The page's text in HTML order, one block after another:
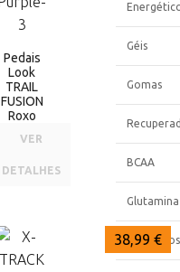
Pedais
Look
TRAIL
FUSION
Roxo
VER
DETALHES
38,99 €
38,99 €
38,99 €
Géis
Gomas
BCAA
Glutamina
Eletrólitos